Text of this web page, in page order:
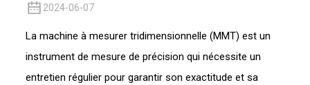
2024-06-07
La machine à mesurer tridimensionnelle (MMT) est un
instrument de mesure de précision qui nécessite un
entretien régulier pour garantir son exactitude et sa